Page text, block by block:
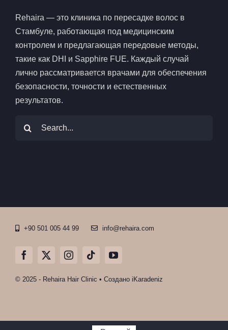
Rehaira — это клиника по пересадке волос в
Стамбуле, работающая под медицинским
контролем и предлагающая передовые методы,
такие как DHI и Sapphire FUE. Каждый случай
лично рассматривается врачами для обеспечения
безопасности, точности и естественных
результатов.
+90 501 005 44 99 info@rehaira.com
© 2025 - Rehaira Hair Clinic • Создано iKaradeniz